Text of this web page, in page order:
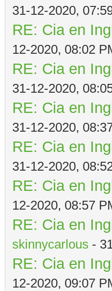
31-12-2020,
RE: Cia en
12-2020, 08:02
RE: Cia en
31-12-2020,
RE: Cia en
31-12-2020,
RE: Cia en
31-12-2020,
RE: Cia en
12-2020, 08:57
RE: Cia en
skinnycarlous -
RE: Cia en
12-2020, 09:07